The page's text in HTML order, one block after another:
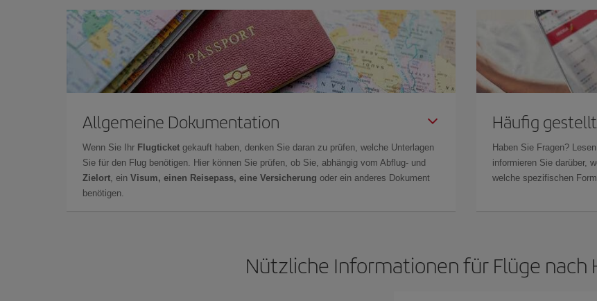
Allgemeine Dokumentation
Wenn Sie Ihr Flugticket gekauft haben, denken Sie daran zu prüfen, welche Unterlagen
Sie für den Flug benötigen. Hier können Sie prüfen, ob Sie, abhängig vom Abflug- und
Zielort , ein Visum, einen Reisepass, eine Versicherung oder ein anderes Dokument
benötigen.
Häufig
Haben Sie Fragen?
informieren Sie darüber,
welche spezifischen
Nützliche Informationen für Flüge nach